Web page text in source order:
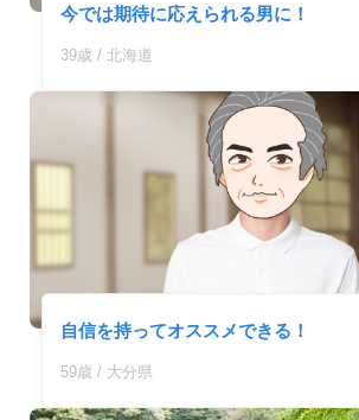
今では期待に応えられる男に！
39歳 / 北海道
自信を持ってオススメできる！
59歳 / 大分県